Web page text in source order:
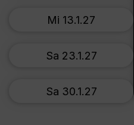
Mi 13.1.27
Sa 23.1.27
Sa 30.1.27